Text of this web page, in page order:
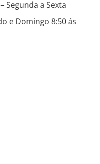
Segunda a Sexta
e Domingo 8:50 ás